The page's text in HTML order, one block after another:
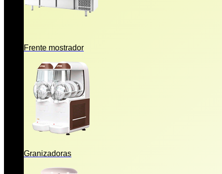
Frente mostrador
Granizadoras